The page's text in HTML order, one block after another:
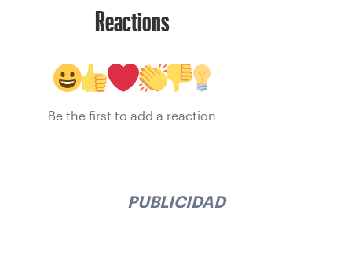
Reactions
Be the first to add a reaction
PUBLICIDAD